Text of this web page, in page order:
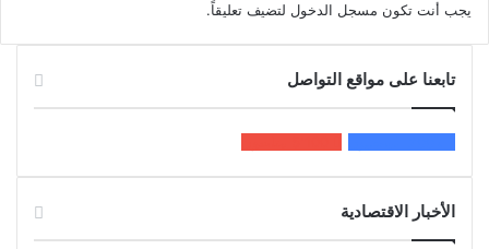
يجب أنت تكون مسجل الدخول لتضيف تعليقاً.
تابعنا على مواقع التواصل
الأخبار الاقتصادية